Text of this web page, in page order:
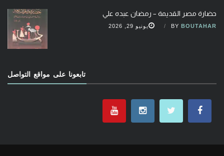
حضارة مصر القديمة – رمضان عبده علي
BY BOUTAHAR يونيو 29, 2026
تابعونا على مواقع التواصل